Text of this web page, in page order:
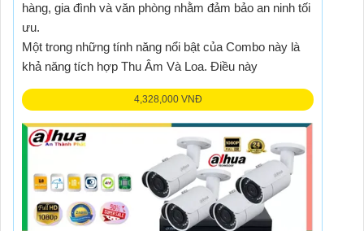
4,328,000 VNĐ
hàng, gia đình và văn phòng nhằm đảm bảo an ninh tối
ưu.
Một trong những tính năng nổi bật của Combo này là
khả năng tích hợp Thu Âm Và Loa. Điều này